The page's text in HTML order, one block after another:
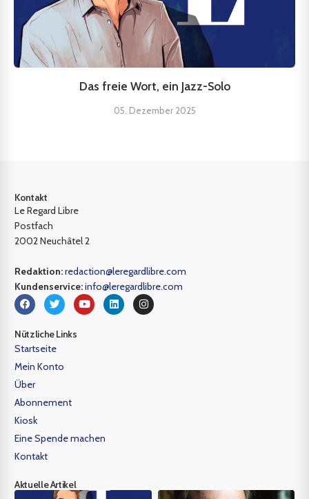
Das freie Wort, ein Jazz-Solo
05. Dezember 2025
Kontakt
Le Regard Libre
Postfach
2002 Neuchâtel 2
Redaktion:redaction@leregardlibre.com
Kundenservice:info@leregardlibre.com
Nützliche Links
Startseite
Mein Konto
Über
Abonnement
Kiosk
Eine Spende machen
Kontakt
Aktuelle Artikel